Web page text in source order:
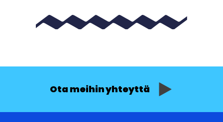
Ota meihin yhteyttä